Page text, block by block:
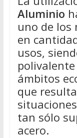
Directorio
de
Chatarreros
para
vender
Chatarra
Aluminio
uno de
en
usos,
ámbitos
que
tan sólo
acero.